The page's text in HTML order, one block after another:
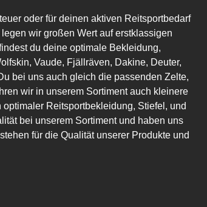
oder für deinen aktiven Reitsportbedarf
wir großen Wert auf erstklassigen
du deine optimale Bekleidung,
Vaude, Fjällräven, Dakine, Deuter,
bei uns auch gleich die passenden Zelte,
wir in unserem Sortiment auch kleinere
Reitsportbekleidung, Stiefel, und
bei unserem Sortiment und haben uns
für die Qualität unserer Produkte und